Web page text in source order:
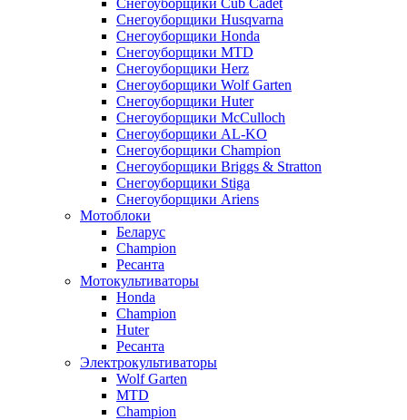
Снегоуборщики Cub Cadet
Снегоуборщики Husqvarna
Снегоуборщики Honda
Снегоуборщики MTD
Снегоуборщики Herz
Снегоуборщики Wolf Garten
Снегоуборщики Huter
Снегоуборщики McCulloch
Снегоуборщики AL-KO
Снегоуборщики Champion
Снегоуборщики Briggs & Stratton
Снегоуборщики Stiga
Снегоуборщики Ariens
Мотоблоки
Беларус
Champion
Ресанта
Мотокультиваторы
Honda
Champion
Huter
Ресанта
Электрокультиваторы
Wolf Garten
MTD
Champion